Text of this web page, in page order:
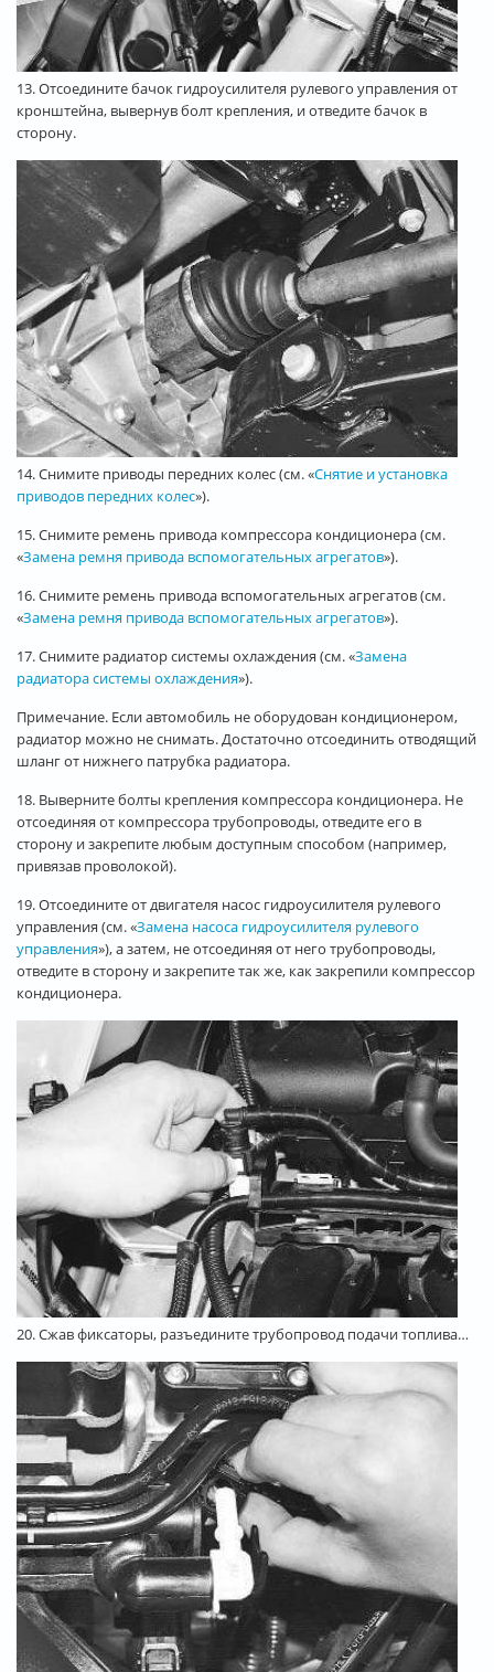
13. Отсоедините бачок гидроусилителя рулевого управления от
кронштейна, вывернув болт крепления, и отведите бачок в
сторону.
14. Снимите приводы передних колес (см. «Снятие и установка
приводов передних колес»).
15. Снимите ремень привода компрессора кондиционера (см.
«Замена ремня привода вспомогательных агрегатов»).
16. Снимите ремень привода вспомогательных агрегатов (см.
«Замена ремня привода вспомогательных агрегатов»).
17. Снимите радиатор системы охлаждения (см. «Замена
радиатора системы охлаждения»).
Примечание. Если автомобиль не оборудован кондиционером,
радиатор можно не снимать. Достаточно отсоединить отводящий
шланг от нижнего патрубка радиатора.
18. Выверните болты крепления компрессора кондиционера. Не
отсоединяя от компрессора трубопроводы, отведите его в
сторону и закрепите любым доступным способом (например,
привязав проволокой).
19. Отсоедините от двигателя насос гидроусилителя рулевого
управления (см. «Замена насоса гидроусилителя рулевого
управления»), а затем, не отсоединяя от него трубопроводы,
отведите в сторону и закрепите так же, как закрепили компрессор
кондиционера.
20. Сжав фиксаторы, разъедините трубопровод подачи топлива…